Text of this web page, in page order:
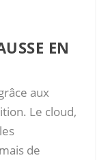
EN
aux
Le cloud,
de